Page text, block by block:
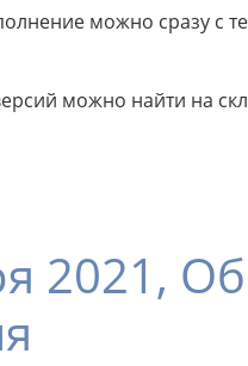
можно сразу с
можно найти на
2021,